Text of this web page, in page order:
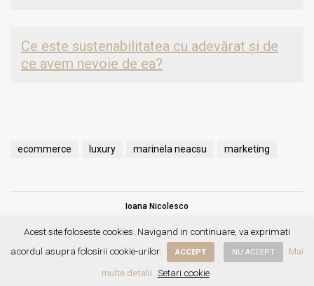
Ce este sustenabilitatea cu adevărat și de
ce avem nevoie de ea?
ecommerce luxury marinela neacsu marketing
Ioana Nicolesco
Leave a comment
Acest site foloseste cookies. Navigand in continuare, va exprimati
acordul asupra folosirii cookie-urilor.
ACCEPT NU ACCEPT Mai
multe detalii Setari cookie